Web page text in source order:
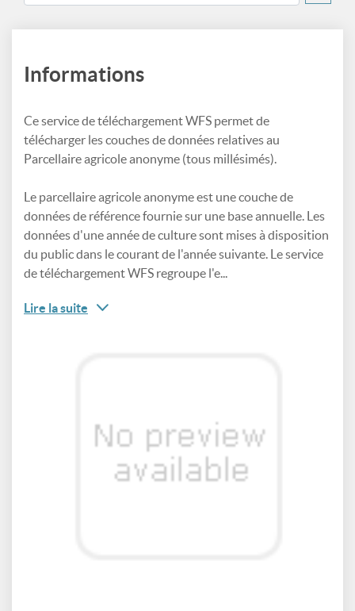
Informations
Ce service de téléchargement WFS permet de
télécharger les couches de données relatives au
Parcellaire agricole anonyme (tous millésimés).
Le parcellaire agricole anonyme est une couche de
données de référence fournie sur une base annuelle. Les
données d'une année de culture sont mises à disposition
du public dans le courant de l'année suivante. Le service
de téléchargement WFS regroupe l'e...
Lire la suite